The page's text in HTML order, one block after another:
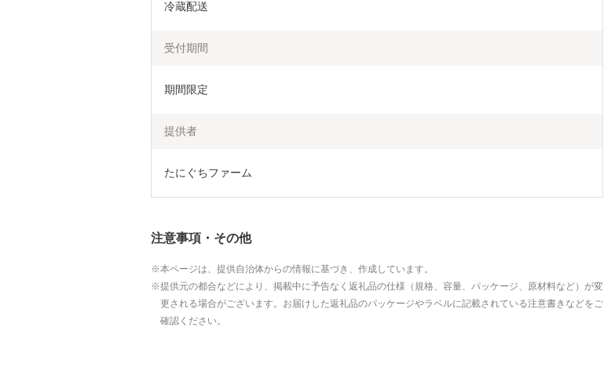
冷蔵配送
受付期間
期間限定
提供者
たにぐちファーム
注意事項・その他
本ページは、提供自治体からの情報に基づき、作成しています。
提供元の都合などにより、掲載中に予告なく返礼品の仕様（規格、容量、パッケージ、原材料など）が変
更される場合がございます。お届けした返礼品のパッケージやラベルに記載されている注意書きなどをご
確認ください。